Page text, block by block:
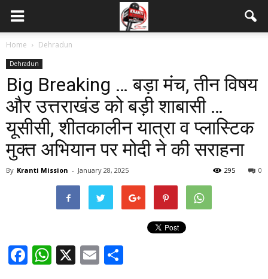
Home Dehradun
Dehradun
Big Breaking … बड़ा मंच, तीन विषय
और उत्तराखंड को बड़ी शाबासी …
यूसीसी, शीतकालीन यात्रा व प्लास्टिक
मुक्त अभियान पर मोदी ने की सराहना
By Kranti Mission - January 28, 2025 0
295
Facebook
WhatsApp
X Email